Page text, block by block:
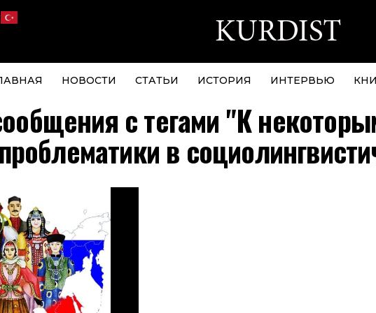
НОВОСТИ СТАТЬИ ИСТОРИЯ ИНТЕРВЬЮ
с тегами "К
проблематики в